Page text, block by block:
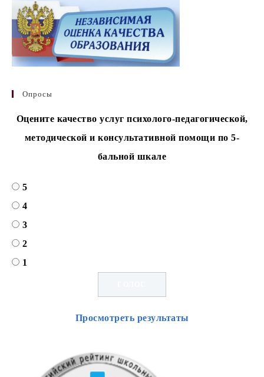
Опросы
Оцените качество услуг психолого-педагогической,
методической и консультативной помощи по 5-
бальной шкале
5
4
3
2
1
Просмотреть результаты